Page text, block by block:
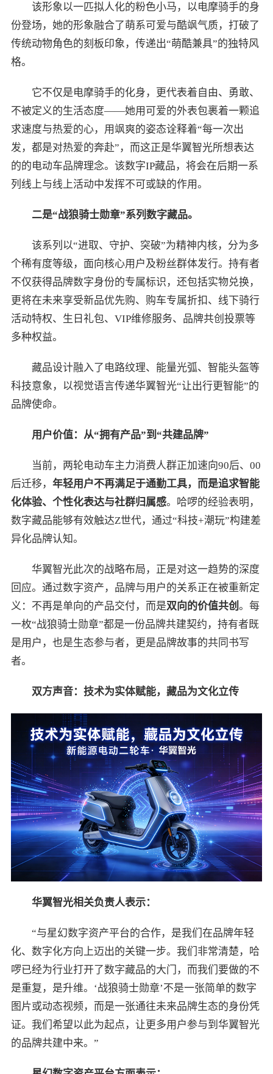
该形象以一匹拟人化的粉色小马，以电摩骑手的身
份登场，她的形象融合了萌系可爱与酷飒气质，打破了
传统动物角色的刻板印象，传递出“萌酷兼具”的独特风
格。
它不仅是电摩骑手的化身，更代表着自由、勇敢、
不被定义的生活态度——她用可爱的外表包裹着一颗追
求速度与热爱的心，用飒爽的姿态诠释着“每一次出
发，都是对热爱的奔赴”，而这正是华翼智光所想表达
的的电动车品牌理念。该数字IP藏品，将会在后期一系
列线上与线上活动中发挥不可或缺的作用。
二是“战狼骑士勋章”系列数字藏品。
该系列以“进取、守护、突破”为精神内核，分为多
个稀有度等级，面向核心用户及粉丝群体发行。持有者
不仅获得品牌数字身份的专属标识，还包括实物兑换，
更将在未来享受新品优先购、购车专属折扣、线下骑行
活动特权、生日礼包、VIP维修服务、品牌共创投票等
多种权益。
藏品设计融入了电路纹理、能量光弧、智能头盔等
科技意象，以视觉语言传递华翼智光“让出行更智能”的
品牌使命。
用户价值：从“拥有产品”到“共建品牌”
当前，两轮电动车主力消费人群正加速向90后、00
后迁移， 年轻用户不再满足于通勤工具，而是追求智能
化体验、个性化表达与社群归属感。哈啰的经验表明，
数字藏品能够有效触达Z世代，通过“科技+潮玩”构建差
异化品牌认知。
华翼智光此次的战略布局，正是对这一趋势的深度
回应。通过数字资产，品牌与用户的关系正在被重新定
义：不再是单向的产品交付，而是双向的价值共创 。每
一枚“战狼骑士勋章”都是一份品牌共建契约，持有者既
是用户，也是生态参与者，更是品牌故事的共同书写
者。
双方声音：技术为实体赋能，藏品为文化立传
华翼智光相关负责人表示：
“与星幻数字资产平台的合作，是我们在品牌年轻
化、数字化方向上迈出的关键一步。我们非常清楚，哈
啰已经为行业打开了数字藏品的大门，而我们要做的不
是重复，是升维。‘战狼骑士勋章’不是一张简单的数字
图片或动态视频，而是一张通往未来品牌生态的身份凭
证。我们希望以此为起点，让更多用户参与到华翼智光
的品牌共建中来。”